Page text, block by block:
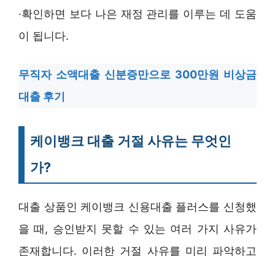
·확인하면 보다 나은 재정 관리를 이루는 데 도움
이 됩니다.
무직자 소액대출 신분증만으로 300만원 비상금
대출 후기
케이뱅크 대출 거절 사유는 무엇인
가?
대출 상품인 케이뱅크 신용대출 플러스를 신청했
을 때, 승인받지 못할 수 있는 여러 가지 사유가
존재합니다. 이러한 거절 사유를 미리 파악하고